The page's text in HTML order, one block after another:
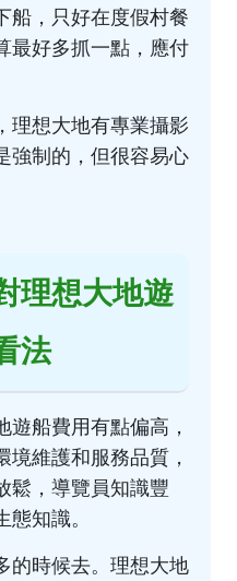
船，只好在度假村餐
最好多抓一點，應付
理想大地有專業攝影
強制的，但很容易心
理想大地遊
法
船費用有點偏高，
維護和服務品質，
鬆，導覽員知識豐
知識。
的時候去。理想大地